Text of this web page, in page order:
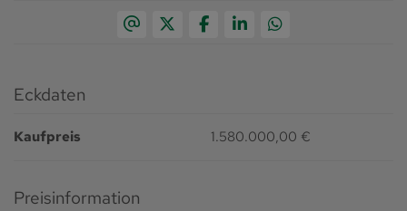
Eckdaten
Kaufpreis 1.580.000,00 €
Preisinformation